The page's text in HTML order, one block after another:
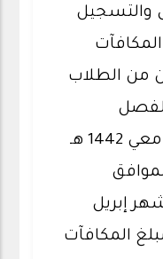
والتسجيل
من الطلاب
الدراسي الثاني للعام الجامعي 1442 هـ
شهر إبريل
مبلغ المكافآت